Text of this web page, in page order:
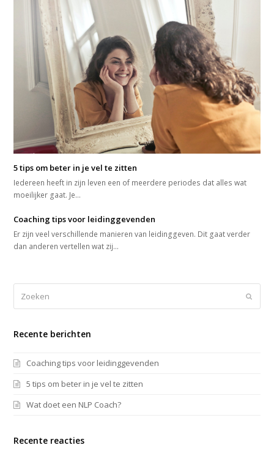
5 tips om beter in je vel te zitten
Iedereen heeft in zijn leven een of meerdere periodes dat alles wat
moeilijker gaat. Je…
Coaching tips voor leidinggevenden
Er zijn veel verschillende manieren van leidinggeven. Dit gaat verder
dan anderen vertellen wat zij…
Recente berichten
Coaching tips voor leidinggevenden
5 tips om beter in je vel te zitten
Wat doet een NLP Coach?
Recente reacties